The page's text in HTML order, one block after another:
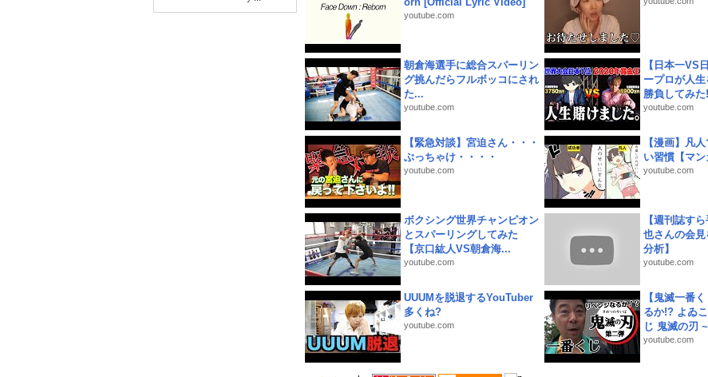
youtube.com
朝倉海選手に総合スパーリン
グ挑んだらフルボッコにされ
た...
youtube.com
【日本一VS
ープロが人
勝負してみ
youtube.com
【緊急対談】宮迫さん・・・
ぶっちゃけ・・・・
youtube.com
【漫画】凡
い習慣【マン
youtube.com
ボクシング世界チャンピオン
とスパーリングしてみた
【京口紘人VS朝倉海...
youtube.com
【週刊誌す
也さんの会
分析】
youtube.com
UUUMを脱退するYouTuber
多くね?
youtube.com
【鬼滅一番
るか!? よゐ
じ 鬼滅の刃
youtube.com